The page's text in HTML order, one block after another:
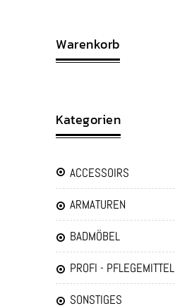
Warenkorb
Kategorien
ACCESSOIRS
ARMATUREN
BADMÖBEL
PROFI - PFLEGEMITTEL
SONSTIGES